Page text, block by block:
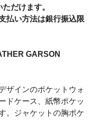
だけます。
払い方法は銀行振込限
GARSON
ザインのポケットウォ
ドケース、紙幣ポケッ
。ジャケットの胸ポケ